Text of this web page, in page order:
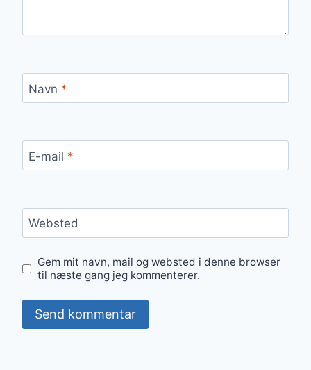
Navn *
E-mail *
Websted
Gem mit navn, mail og websted i denne browser
til næste gang jeg kommenterer.